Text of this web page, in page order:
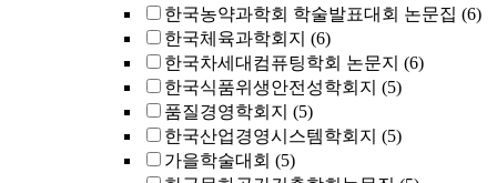
한국농약과학회 학술발표대회 논문집 (6)
한국체육과학회지 (6)
한국차세대컴퓨팅학회 논문지 (6)
한국식품위생안전성학회지 (5)
품질경영학회지 (5)
한국산업경영시스템학회지 (5)
가을학술대회 (5)